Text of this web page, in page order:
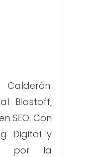
Blastoff,
SEO. Con
Digital y
por la